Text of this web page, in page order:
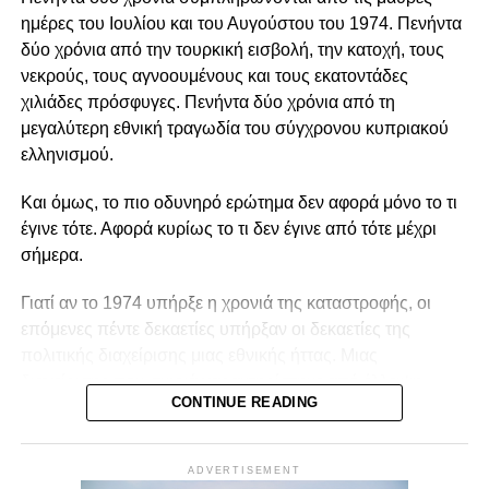
Η αυτονομία αυτή δεν συνεπάγεται πολιτική
ουδετερότητα. Μια οργάνωση μπορεί θεμιτά να
υποστηρίζει περιβαλλοντικές πολιτικές, κοινωνικά
δικαιώματα, θεσμικές μεταρρυθμίσεις ή συγκεκριμένες
νομοθετικές παρεμβάσεις. Μπορεί επίσης να ασκεί κριτική
στην κυβέρνηση, να συνεργάζεται με αιρετούς
εκπροσώπους ή να συμμετέχει σε διαδικασίες δημόσιας
ανοικτή, συμπεριληπτική και αποτελεσματική συμμετοχή
της κοινωνίας των πολιτών ως συστατικό στοιχείο της
δημοκρατικής διακυβέρνησης. Η πολιτική
δραστηριοποίηση, επομένως, δεν αναιρεί την ανεξαρτησία
μιας οργάνωσης, εφόσον είναι διαφανής, συμβατή με τον
Αναγκαία είναι, συνεπώς, η διάκριση μεταξύ θεμιτής
συνηγορίας, δηλωμένης θεσμικής συνεργασίας και
συγκαλυμμένης κομματικής λειτουργίας. Στην πρώτη
ημέρες του Ιουλίου και του Αυγούστου του 1974. Πενήντα
δύο χρόνια από την τουρκική εισβολή, την κατοχή, τους
νεκρούς, τους αγνοουμένους και τους εκατοντάδες
χιλιάδες πρόσφυγες. Πενήντα δύο χρόνια από τη
μεγαλύτερη εθνική τραγωδία του σύγχρονου κυπριακού
ελληνισμού.
Και όμως, το πιο οδυνηρό ερώτημα δεν αφορά μόνο το τι
έγινε τότε. Αφορά κυρίως το τι δεν έγινε από τότε μέχρι
σήμερα.
Γιατί αν το 1974 υπήρξε η χρονιά της καταστροφής, οι
επόμενες πέντε δεκαετίες υπήρξαν οι δεκαετίες της
διαχείρισης που συχνά χαρακτηρίστηκε από έλλειψη
στρατηγικής συνέχειας, εσωτερικές αντιπαραθέσεις και
Άλλες κυβερνήσεις υποσχέθηκαν λύσεις που δεν ήρθαν
CONTINUE READING
ADVERTISEMENT